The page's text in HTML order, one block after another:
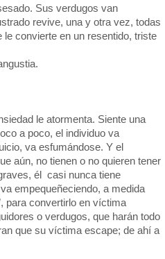
Sus verdugos van
revive, una y otra vez, todas
convierte en un resentido, triste
le atormenta. Siente una
a poco, el individuo va
va esfumándose. Y el
aún, no tienen o no quieren tener
él casi nunca tiene
empequeñeciendo, a medida
para convertirlo en víctima
o verdugos, que harán todo
que su víctima escape; de ahí a